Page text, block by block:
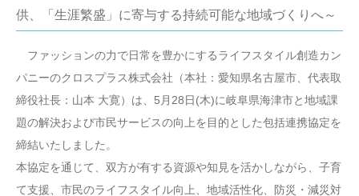
供、「生涯繁盛」に寄与する持続可能な地域づくりへ～
ファッションの力で日常を豊かにするライフスタイル創造カン
パニーのクロスプラス株式会社（本社：愛知県名古屋市、代表取
締役社長：山本 大寛）は、5月28日(木)に岐阜県海津市と地域課
題の解決および市民サービスの向上を目的とした包括連携協定を
締結いたしました。
本協定を通じて、双方が有する資源や知見を活かしながら、子育
て支援、市民のライフスタイル向上、地域活性化、防災・減災対